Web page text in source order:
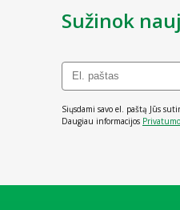
Sužinok
Siųsdami savo el. paštą Jūs
Daugiau informacijos